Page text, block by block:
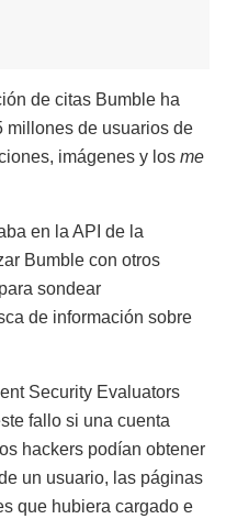
de citas Bumble ha
millones de usuarios de
imágenes y los me
en la API de la
Bumble con otros
sondear
de información sobre
Security Evaluators
fallo si una cuenta
hackers podían obtener
un usuario, las páginas
que hubiera cargado e